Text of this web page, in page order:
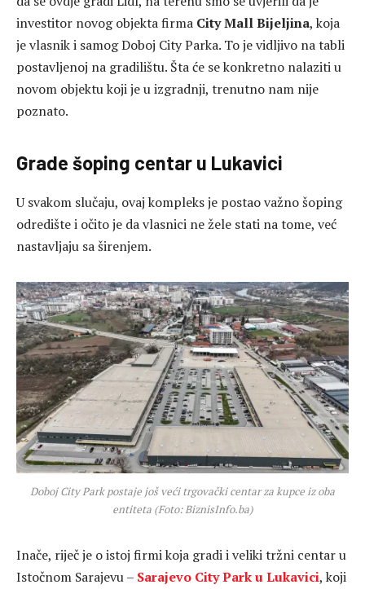
investitor novog objekta firma City Mall Bijeljina, koja
je vlasnik i samog Doboj City Parka. To je vidljivo na tabli
postavljenoj na gradilištu. Šta će se konkretno nalaziti u
novom objektu koji je u izgradnji, trenutno nam nije
poznato.
Grade šoping centar u Lukavici
U svakom slučaju, ovaj kompleks je postao važno šoping
odredište i očito je da vlasnici ne žele stati na tome, već
nastavljaju sa širenjem.
Doboj City Park postaje još veći trgovački centar za kupce iz oba
entiteta (Foto: BiznisInfo.ba)
Inače, riječ je o istoj firmi koja gradi i veliki tržni centar u
Istočnom Sarajevu – Sarajevo City Park u Lukavici, koji